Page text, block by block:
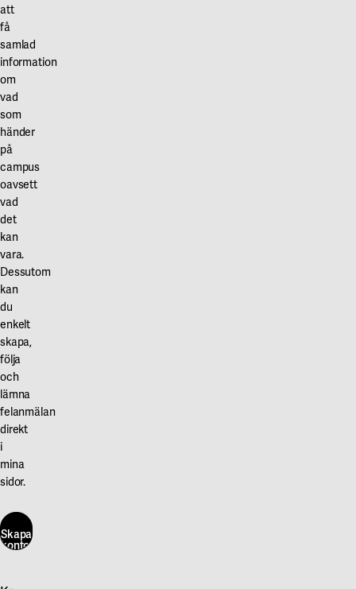
att
få
samlad
information
om
vad
som
händer
på
campus
oavsett
vad
det
kan
vara.
Dessutom
kan
du
enkelt
skapa,
följa
och
lämna
felanmälan
direkt
i
mina
sidor.
Skapa
konto